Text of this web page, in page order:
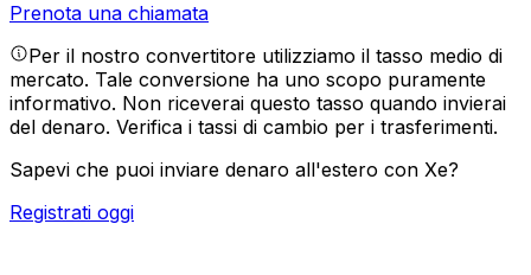
Prenota una chiamata
Per il nostro convertitore utilizziamo il tasso medio di
mercato. Tale conversione ha uno scopo puramente
informativo. Non riceverai questo tasso quando invierai
del denaro. Verifica i tassi di cambio per i trasferimenti.
Sapevi che puoi inviare denaro all'estero con Xe?
Registrati oggi